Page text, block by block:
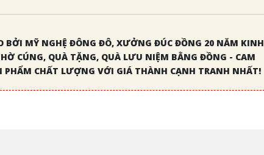
MỸ NGHỆ ĐÔNG ĐÔ, XƯỞNG ĐÚC ĐỒNG 20 NĂM KINH
CÚNG, QUÀ TẶNG, QUÀ LƯU NIỆM BẰNG ĐỒNG - CAM
CHẤT LƯỢNG VỚI GIÁ THÀNH CẠNH TRANH NHẤT!